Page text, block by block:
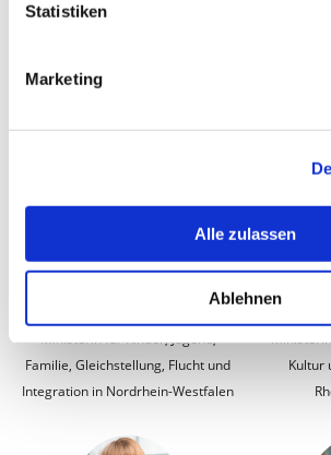
Statistiken
Marketing
Alle zulassen
Ablehnen
Ministerin für Soziales, Integration
Mecklenburg-Vorpommern
Ministerin für Kinder, Jugend,
Familie, Gleichstellung, Flucht und
Integration in Nordrhein-Westfalen
Kultur